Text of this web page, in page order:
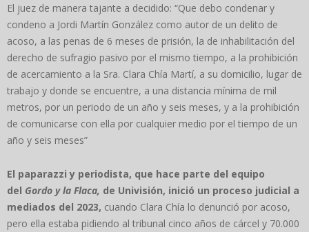
El juez de manera tajante a decidido: “Que debo condenar y
condeno a Jordi Martín González como autor de un delito de
acoso, a las penas de 6 meses de prisión, la de inhabilitación del
derecho de sufragio pasivo por el mismo tiempo, a la prohibición
de acercamiento a la Sra. Clara Chía Martí, a su domicilio, lugar de
trabajo y donde se encuentre, a una distancia mínima de mil
metros, por un periodo de un año y seis meses, y a la prohibición
de comunicarse con ella por cualquier medio por el tiempo de un
año y seis meses”
El paparazzi y periodista, que hace parte del equipo
del Gordo y la Flaca, de Univisión, inició un proceso judicial a
mediados del 2023, cuando Clara Chía lo denunció por acoso,
pero ella estaba pidiendo al tribunal cinco años de cárcel y 70.000